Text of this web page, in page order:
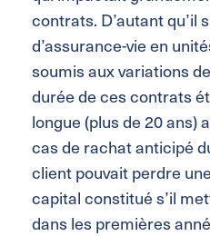
contrats. D’autant qu’il
d’assurance-vie en
soumis aux variations
durée de ces contrats
longue (plus de 20 ans)
cas de rachat anticipé
client pouvait perdre
capital constitué s’il
dans les premières